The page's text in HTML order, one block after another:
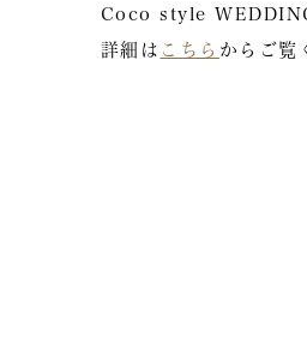
Coco style WEDDING
詳細は こちら からご覧